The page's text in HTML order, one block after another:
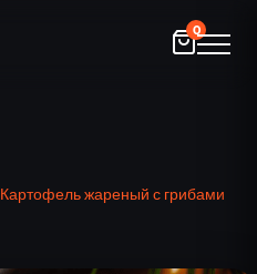
0
Картофель жареный с грибами